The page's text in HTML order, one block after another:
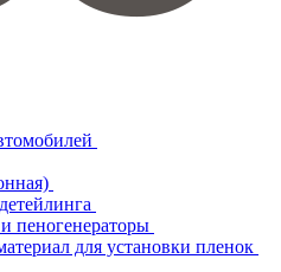
пеногенераторы
для установки пленок